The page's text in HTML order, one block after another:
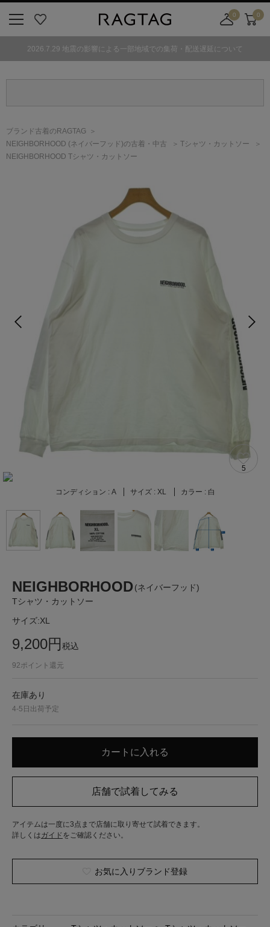
気
0
舗
カ
0
2026.7.29 地震の影響による一部地域での集荷・配送遅延について
ブランド古着のRAGTAG
NEIGHBORHOOD (ネイバーフッド)の古着・中古
Tシャツ・カットソー
NEIGHBORHOOD Tシャツ・カットソー
5
コンディション : A サイズ : XL カラー : 白
NEIGHBORHOOD(ネイバーフッド)
Tシャツ・カットソー
サイズ:XL
9,200円税込
92ポイント還元
在庫あり
4-5日出荷予定
アイテムは一度に3点まで店舗に取り寄せて試着できます。
詳しくはガイド をご確認ください。
お気に入りブランド登録